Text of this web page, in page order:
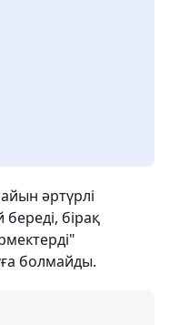
әртүрлі
бірақ
болмайды.